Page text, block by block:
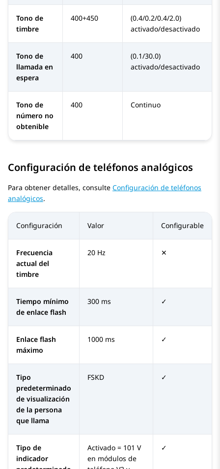
Tono de
timbre
400+450
(0.4/0.2/0.4/2.0)
activado/desactivado
Tono de
llamada en
espera
400
(0.1/30.0)
activado/desactivado
Tono de
número no
obtenible
400 Continuo
Configuración de teléfonos analógicos
Para obtener detalles, consulte Configuración de teléfonos
analógicos.
Configuración Valor Configurable
Frecuencia
actual del
timbre
20 Hz ✕
Tiempo mínimo
de enlace flash
300 ms ✓
Enlace flash
máximo
1000 ms ✓
Tipo
predeterminado
de visualización
de la persona
que llama
FSKD ✓
Tipo de
indicador
Activado = 101 V
en módulos de
✓